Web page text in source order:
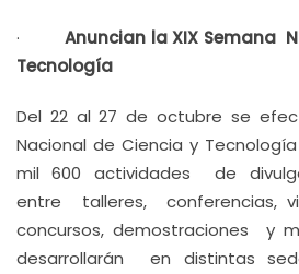
·Anuncian la XIX Semana
Tecnología
Del 22 al 27 de octubre se
Nacional de Ciencia y
mil 600 actividades de
entre talleres, conferencias,
concursos, demostraciones y
desarrollarán en distintas